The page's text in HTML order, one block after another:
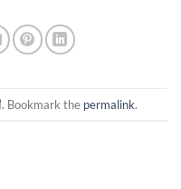
. Bookmark the permalink.